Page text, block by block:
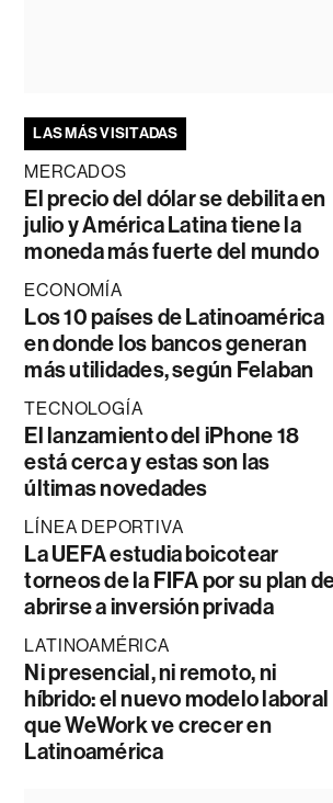
LAS MÁS VISITADAS
MERCADOS
El precio del dólar se debilita en
julio y América Latina tiene la
moneda más fuerte del mundo
ECONOMÍA
Los 10 países de Latinoamérica
en donde los bancos generan
más utilidades, según Felaban
TECNOLOGÍA
El lanzamiento del iPhone 18
está cerca y estas son las
últimas novedades
LÍNEA DEPORTIVA
La UEFA estudia boicotear
torneos de la FIFA por su plan
abrirse a inversión privada
LATINOAMÉRICA
Ni presencial, ni remoto, ni
híbrido: el nuevo modelo laboral
que WeWork ve crecer en
Latinoamérica